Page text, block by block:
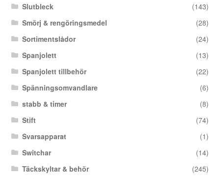
Slutbleck
(143)
Smörj & rengöringsmedel
(28)
Sortimentslådor
(24)
Spanjolett
(13)
Spanjolett tillbehör
(22)
Spänningsomvandlare
(6)
stabb & timer
(8)
Stift
(74)
Svarsapparat
(1)
Switchar
(14)
Täckskyltar & behör
(245)